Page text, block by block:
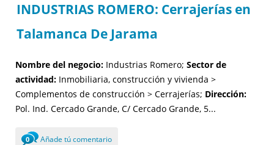
INDUSTRIAS ROMERO: Cerrajerías en
Talamanca De Jarama
Nombre del negocio: Industrias Romero; Sector de
actividad: Inmobiliaria, construcción y vivienda >
Complementos de construcción > Cerrajerías; Dirección:
Pol. Ind. Cercado Grande, C/ Cercado Grande, 5...
0 Añade tú comentario